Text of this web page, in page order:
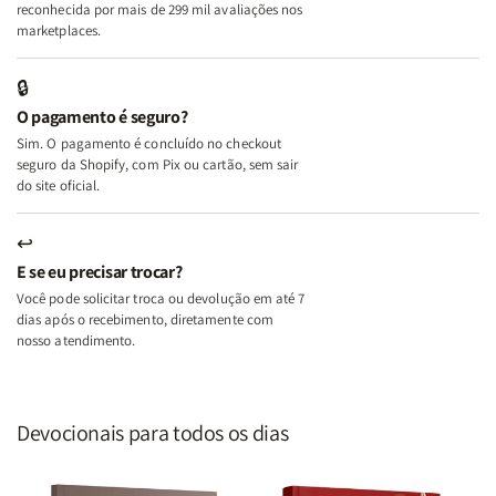
Mulher
Lar
Lar
reconhecida por mais de 299 mil avaliações nos
marketplaces.
🔒
O pagamento é seguro?
Sim. O pagamento é concluído no checkout
seguro da Shopify, com Pix ou cartão, sem sair
do site oficial.
↩
E se eu precisar trocar?
Você pode solicitar troca ou devolução em até 7
dias após o recebimento, diretamente com
nosso atendimento.
Devocionais para todos os dias